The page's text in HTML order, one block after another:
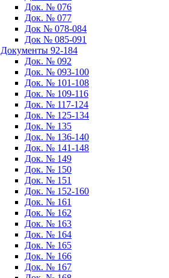
Док. № 076
Док. № 077
Док № 078-084
Док № 085-091
Документы 92-184
Док. № 092
Док. № 093-100
Док. № 101-108
Док. № 109-116
Док. № 117-124
Док. № 125-134
Док. № 135
Док. № 136-140
Док. № 141-148
Док. № 149
Док. № 150
Док. № 151
Док. № 152-160
Док. № 161
Док. № 162
Док. № 163
Док. № 164
Док. № 165
Док. № 166
Док. № 167